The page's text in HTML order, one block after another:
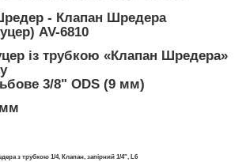
- Клапан Шредера
AV-6810
із трубкою «Клапан Шредера»
3/8" ODS (9 мм)
з трубкою 1/4, Клапан, запірний 1/4", L6